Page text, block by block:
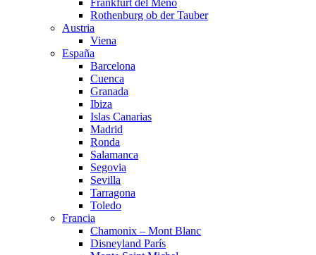
Rothenburg ob der Tauber
Austria
Viena
España
Barcelona
Cuenca
Granada
Ibiza
Islas Canarias
Madrid
Ronda
Salamanca
Segovia
Sevilla
Tarragona
Toledo
Francia
Chamonix – Mont Blanc
Disneyland París